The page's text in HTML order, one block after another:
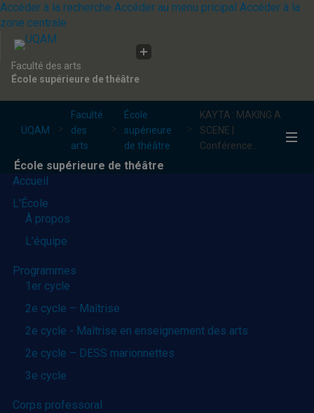
Accéder à la recherche Accéder au menu pricipal Accéder à la
zone centrale
Faculté des arts
École supérieure de théâtre
UQAM
Faculté
des
arts
École
supérieure
de théâtre
KAYTA : MAKING A
SCENE |
Conférence...
École supérieure de théâtre
Accueil
L'École
À propos
L’équipe
Programmes
1er cycle
2e cycle – Maîtrise
2e cycle - Maîtrise en enseignement des arts
2e cycle – DESS marionnettes
3e cycle
Corps professoral